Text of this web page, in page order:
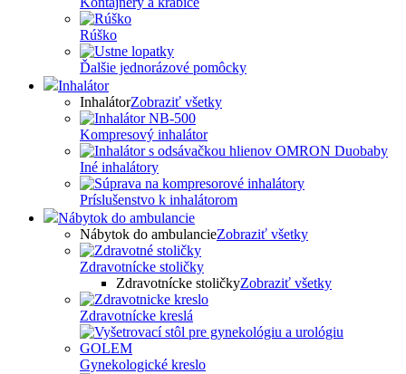
Rúško
Ďalšie jednorázové pomôcky
Inhalátor
InhalátorZobraziť všetky
Kompresový inhalátor
Iné inhalátory
Príslušenstvo k inhalátorom
Nábytok do ambulancie
Nábytok do ambulancieZobraziť všetky
Zdravotnícke stoličky
Zdravotnícke stoličkyZobraziť všetky
Zdravotnícke kreslá
Gynekologické kreslo